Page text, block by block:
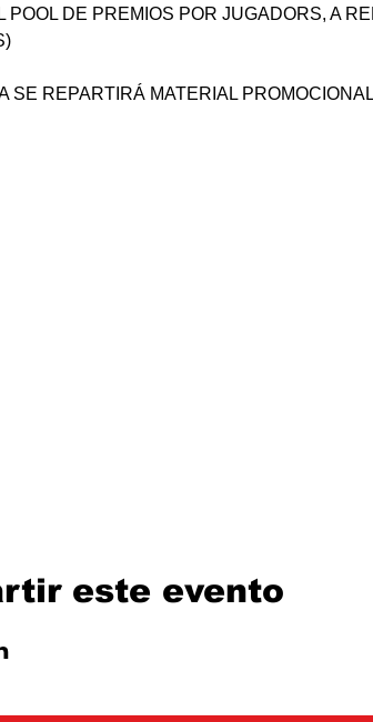
POOL DE PREMIOS POR JUGADORS, A
SE REPARTIRÁ MATERIAL
este evento